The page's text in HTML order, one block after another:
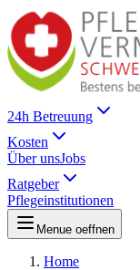
24h Betreuung
Kosten
Über unsJobs
Ratgeber
Pflegeinstitutionen
Menue oeffnen
Home